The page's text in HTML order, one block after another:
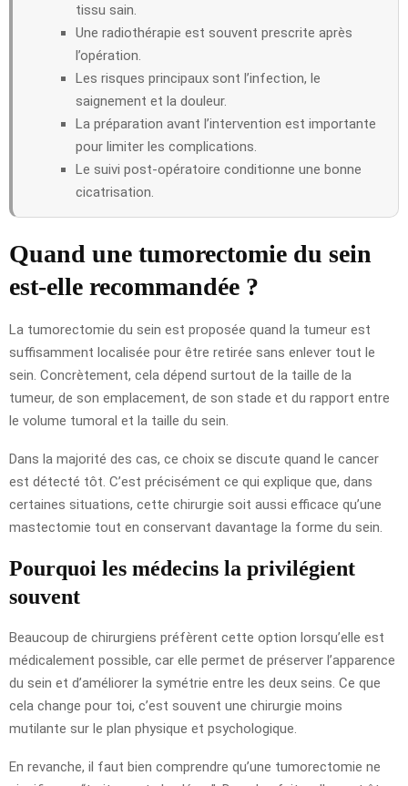
tissu sain.
Une radiothérapie est souvent prescrite après
l’opération.
Les risques principaux sont l’infection, le
saignement et la douleur.
La préparation avant l’intervention est importante
pour limiter les complications.
Le suivi post-opératoire conditionne une bonne
cicatrisation.
Quand une tumorectomie du sein
est-elle recommandée ?
La tumorectomie du sein est proposée quand la tumeur est
suffisamment localisée pour être retirée sans enlever tout le
sein. Concrètement, cela dépend surtout de la taille de la
tumeur, de son emplacement, de son stade et du rapport entre
le volume tumoral et la taille du sein.
Dans la majorité des cas, ce choix se discute quand le cancer
est détecté tôt. C’est précisément ce qui explique que, dans
certaines situations, cette chirurgie soit aussi efficace qu’une
mastectomie tout en conservant davantage la forme du sein.
Pourquoi les médecins la privilégient
souvent
Beaucoup de chirurgiens préfèrent cette option lorsqu’elle est
médicalement possible, car elle permet de préserver l’apparence
du sein et d’améliorer la symétrie entre les deux seins. Ce que
cela change pour toi, c’est souvent une chirurgie moins
mutilante sur le plan physique et psychologique.
En revanche, il faut bien comprendre qu’une tumorectomie ne